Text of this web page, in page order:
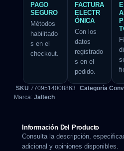
PAGO
SEGURO
Métodos
habilitado
s en el
checkout.
FACTURA
ELECTR
ÓNICA
Con los
datos
registrado
s en el
pedido.
SKU 7709514008863 Categoría
Marca: Jaltech
Información Del Producto
Consulta la descripción,
adicional y opiniones disponibles.